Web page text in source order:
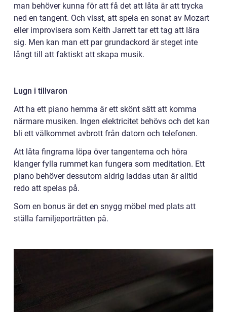
man behöver kunna för att få det att låta är att trycka
ned en tangent. Och visst, att spela en sonat av Mozart
eller improvisera som Keith Jarrett tar ett tag att lära
sig. Men kan man ett par grundackord är steget inte
långt till att faktiskt att skapa musik.
Lugn i tillvaron
Att ha ett piano hemma är ett skönt sätt att komma
närmare musiken. Ingen elektricitet behövs och det kan
bli ett välkommet avbrott från datorn och telefonen.
Att låta fingrarna löpa över tangenterna och höra
klanger fylla rummet kan fungera som meditation. Ett
piano behöver dessutom aldrig laddas utan är alltid
redo att spelas på.
Som en bonus är det en snygg möbel med plats att
ställa familjeporträtten på.